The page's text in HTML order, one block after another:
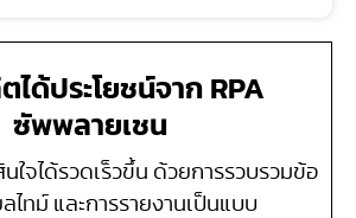
ได้ประโยชน์จาก RPA
ซัพพลายเชน
ใจได้รวดเร็วขึ้น ด้วยการรวบรวมข้อ
ไทม์ และการรายงานเป็นแบบ